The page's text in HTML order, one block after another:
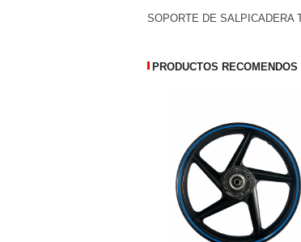
SOPORTE DE SALPICADERA
PRODUCTOS RECOMENDOS